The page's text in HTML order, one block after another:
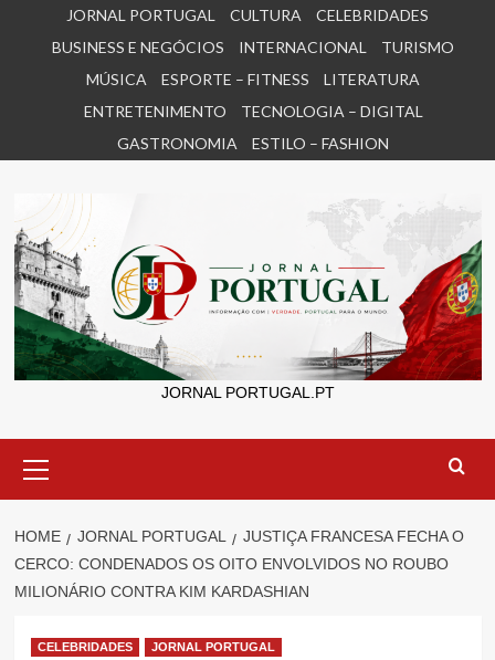
JORNAL PORTUGAL CULTURA
CELEBRIDADES
BUSINESS E NEGÓCIOS
INTERNACIONAL
TURISMO
MÚSICA
ESPORTE – FITNESS
LITERATURA
ENTRETENIMENTO
TECNOLOGIA – DIGITAL
GASTRONOMIA
ESTILO – FASHION
JORNAL PORTUGAL.PT
Menu
HOME JORNAL PORTUGAL
JUSTIÇA FRANCESA FECHA O
CERCO: CONDENADOS OS OITO ENVOLVIDOS NO ROUBO
MILIONÁRIO CONTRA KIM KARDASHIAN
CELEBRIDADES
JORNAL PORTUGAL